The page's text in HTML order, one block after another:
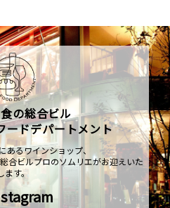
の総合ビル
ードデパートメント
あるワインショップ、
合ビルプロのソムリエがお迎えいた
ます。